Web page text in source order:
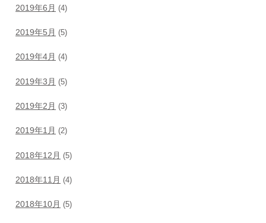
2019年6月 (4)
2019年5月 (5)
2019年4月 (4)
2019年3月 (5)
2019年2月 (3)
2019年1月 (2)
2018年12月 (5)
2018年11月 (4)
2018年10月 (5)